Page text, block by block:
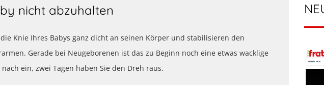
nicht abzuhalten
Knie Ihres Babys ganz dicht an seinen Körper und stabilisieren den
Gerade bei Neugeborenen ist das zu Beginn noch eine etwas wacklige
ein, zwei Tagen haben Sie den Dreh raus.